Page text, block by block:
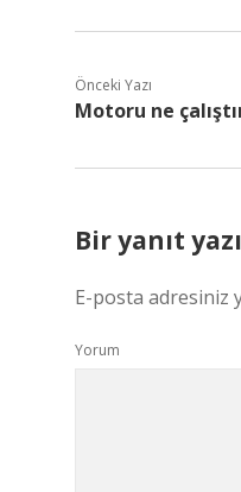
Önceki Yazı
Motoru ne
Bir yanıt
E-posta adresiniz
Yorum